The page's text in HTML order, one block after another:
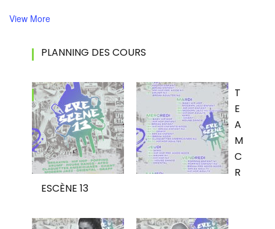
View More
PLANNING DES COURS
T
E
A
M
C
R
ESCÈNE 13